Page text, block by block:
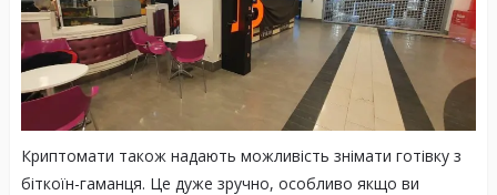
Криптомати також надають можливість знімати готівку з
біткоїн-гаманця. Це дуже зручно, особливо якщо ви